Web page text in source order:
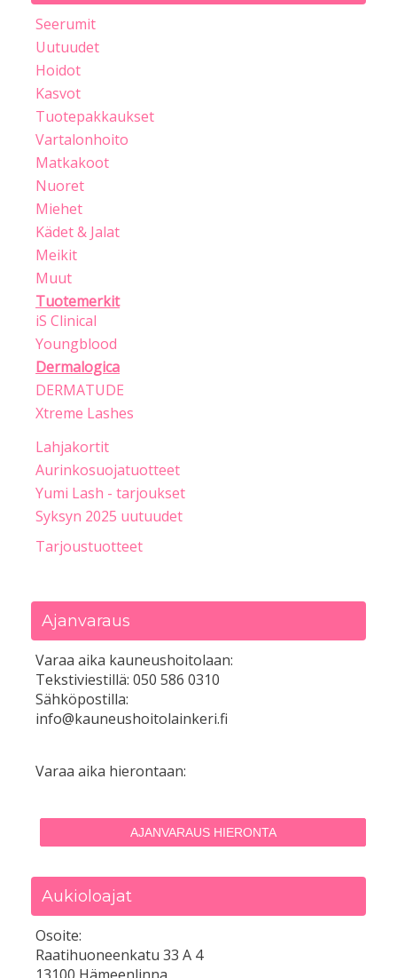
Seerumit
Uutuudet
Hoidot
Kasvot
Tuotepakkaukset
Vartalonhoito
Matkakoot
Nuoret
Miehet
Kädet & Jalat
Meikit
Muut
Tuotemerkit
iS Clinical
Youngblood
Dermalogica
DERMATUDE
Xtreme Lashes
Lahjakortit
Aurinkosuojatuotteet
Yumi Lash - tarjoukset
Syksyn 2025 uutuudet
Tarjoustuotteet
Ajanvaraus
Varaa aika kauneushoitolaan:
Tekstiviestillä: 050 586 0310
Sähköpostilla:
info@kauneushoitolainkeri.fi
Varaa aika hierontaan:
AJANVARAUS HIERONTA
Aukioloajat
Osoite:
Raatihuoneenkatu 33 A 4